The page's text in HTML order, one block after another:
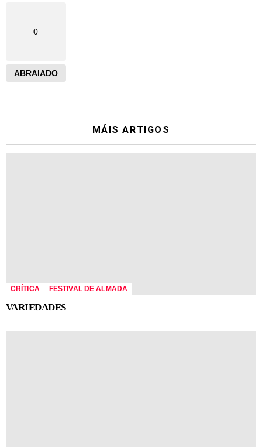
0
ABRAIADO
MÁIS ARTIGOS
CRÍTICA FESTIVAL DE ALMADA
VARIEDADES